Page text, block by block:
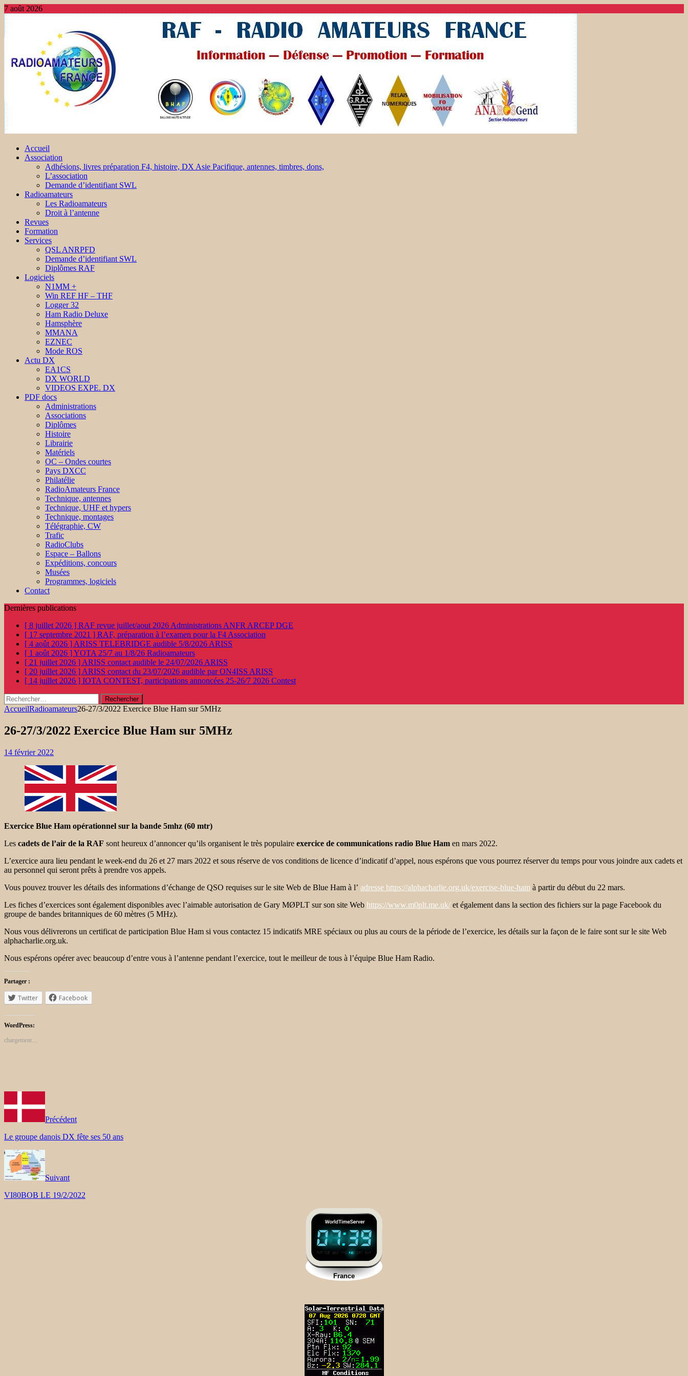
7 août 2026
Accueil
Association
Adhésions, livres préparation F4, histoire, DX Asie Pacifique, antennes, timbres, dons,
L’association
Demande d’identifiant SWL
Radioamateurs
Les Radioamateurs
Droit à l’antenne
Revues
Formation
Services
QSL ANRPFD
Demande d’identifiant SWL
Diplômes RAF
Logiciels
N1MM +
Win REF HF – THF
Logger 32
Ham Radio Deluxe
Hamsphère
MMANA
EZNEC
Mode ROS
Actu DX
EA1CS
DX WORLD
VIDEOS EXPE. DX
PDF docs
Administrations
Associations
Diplômes
Histoire
Librairie
Matériels
OC – Ondes courtes
Pays DXCC
Philatélie
RadioAmateurs France
Technique, antennes
Technique, UHF et hypers
Technique, montages
Télégraphie, CW
Trafic
RadioClubs
Espace – Ballons
Expéditions, concours
Musées
Programmes, logiciels
Contact
Dernières publications
[ 8 juillet 2026 ] RAF revue juillet/aout 2026 Administrations ANFR ARCEP DGE
[ 17 septembre 2021 ] RAF, préparation à l’examen pour la F4 Association
[ 4 août 2026 ] ARISS TELEBRIDGE audible 5/8/2026 ARISS
[ 1 août 2026 ]YOTA 25/7 au 1/8/26 Radioamateurs
[ 21 juillet 2026 ] ARISS contact audible le 24/07/2026 ARISS
[ 20 juillet 2026 ] ARISS contact du 23/07/2026 audible par ON4ISS ARISS
[ 14 juillet 2026 ] IOTA CONTEST, participations annoncées 25-26/7 2026 Contest
Rechercher :
AccueilRadioamateurs26-27/3/2022 Exercice Blue Ham sur 5MHz
26-27/3/2022 Exercice Blue Ham sur 5MHz
14 février 2022
Exercice Blue Ham opérationnel sur la bande 5mhz (60 mtr)
Les cadets de l’air de la RAF sont heureux d’annoncer qu’ils organisent le très populaire exercice de communications radio Blue Ham en mars 2022.
L’exercice aura lieu pendant le week-end du 26 et 27 mars 2022 et sous réserve de vos conditions de licence d’indicatif d’appel, nous espérons que vous pourrez réserver du temps pour vous joindre aux cadets et
au personnel qui seront prêts à prendre vos appels.
Vous pouvez trouver les détails des informations d’échange de QSO requises sur le site Web de Blue Ham à l’ adresse https://alphacharlie.org.uk/exercise-blue-ham à partir du début du 22 mars.
Les fiches d’exercices sont également disponibles avec l’aimable autorisation de Gary MØPLT sur son site Web https://www.m0plt.me.uk/ et également dans la section des fichiers sur la page Facebook du
groupe de bandes britanniques de 60 mètres (5 MHz).
Nous vous délivrerons un certificat de participation Blue Ham si vous contactez 15 indicatifs MRE spéciaux ou plus au cours de la période de l’exercice, les détails sur la façon de le faire sont sur le site Web
alphacharlie.org.uk.
Nous espérons opérer avec beaucoup d’entre vous à l’antenne pendant l’exercice, tout le meilleur de tous à l’équipe Blue Ham Radio.
Partager :
Twitter Facebook
WordPress:
chargement…
Précédent
Le groupe danois DX fête ses 50 ans
Suivant
VI80BOB LE 19/2/2022